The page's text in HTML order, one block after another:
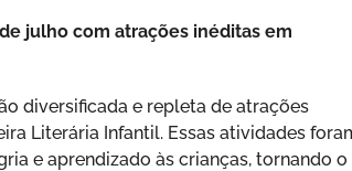
julho com atrações inéditas em
diversificada e repleta de atrações
Literária Infantil. Essas atividades
e aprendizado às crianças, tornando o